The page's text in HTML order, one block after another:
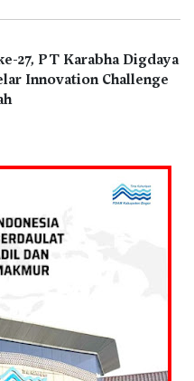
27, PT Karabha Digdaya
Innovation Challenge